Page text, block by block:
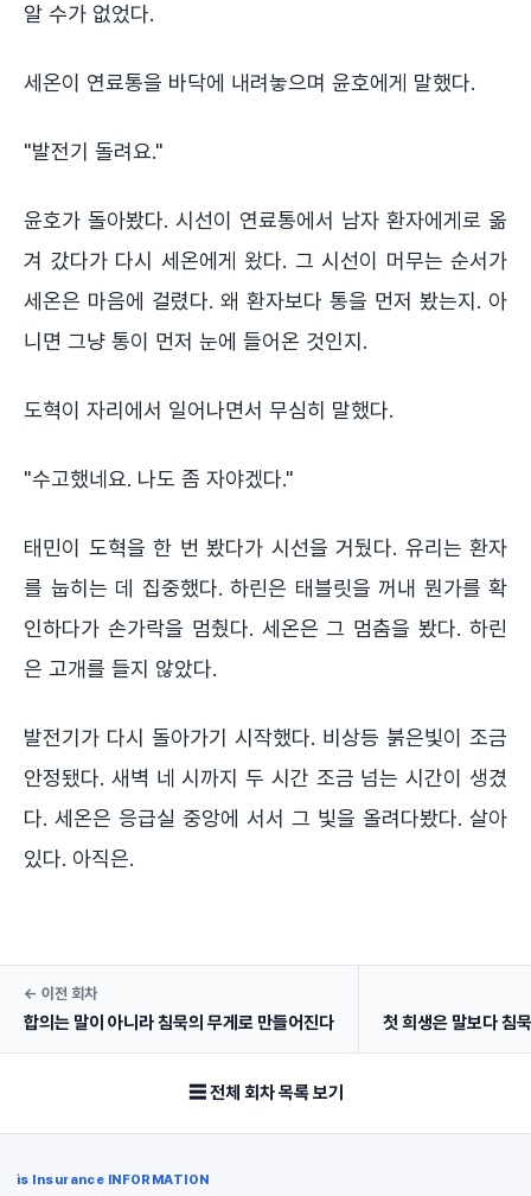
알 수가 없었다.
세온이 연료통을 바닥에 내려놓으며 윤호에게 말했다.
"발전기 돌려요."
윤호가 돌아봤다. 시선이 연료통에서 남자 환자에게로 옮
겨 갔다가 다시 세온에게 왔다. 그 시선이 머무는 순서가
세온은 마음에 걸렸다. 왜 환자보다 통을 먼저 봤는지. 아
니면 그냥 통이 먼저 눈에 들어온 것인지.
도혁이 자리에서 일어나면서 무심히 말했다.
"수고했네요. 나도 좀 자야겠다."
태민이 도혁을 한 번 봤다가 시선을 거뒀다. 유리는 환자
를 눕히는 데 집중했다. 하린은 태블릿을 꺼내 뭔가를 확
인하다가 손가락을 멈췄다. 세온은 그 멈춤을 봤다. 하린
은 고개를 들지 않았다.
발전기가 다시 돌아가기 시작했다. 비상등 붉은빛이 조금
안정됐다. 새벽 네 시까지 두 시간 조금 넘는 시간이 생겼
다. 세온은 응급실 중앙에 서서 그 빛을 올려다봤다. 살아
있다. 아직은.
← 이전 회차
합의는 말이 아니라 침묵의 무게로 만들어진다 첫 희생은 말보다 침
☰ 전체 회차 목록 보기
is Insurance INFORMATION